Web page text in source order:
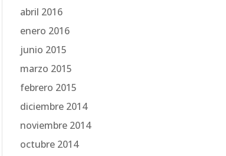
abril 2016
enero 2016
junio 2015
marzo 2015
febrero 2015
diciembre 2014
noviembre 2014
octubre 2014